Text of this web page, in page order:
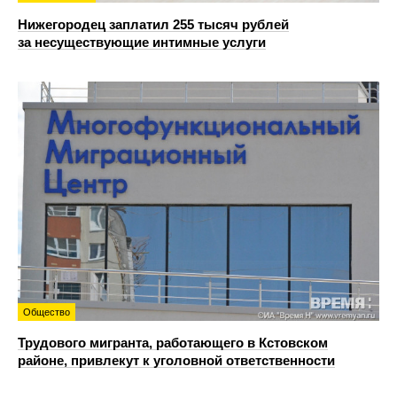
Нижегородец заплатил 255 тысяч рублей
за несуществующие интимные услуги
Общество
Трудового мигранта, работающего в Кстовском
районе, привлекут к уголовной ответственности